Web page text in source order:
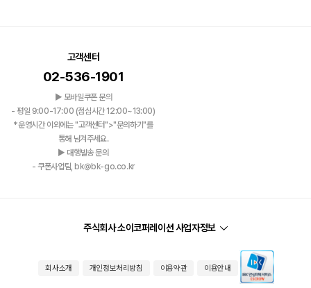
고객센터
02-536-1901
▶ 모바일쿠폰 문의
- 평일 9:00-17:00 (점심시간 12:00~13:00)
*운영시간 이외에는 "고객센터">"문의하기"를
통해 남겨주세요.
▶ 대행발송 문의
- 쿠폰사업팀, bk@bk-go.co.kr
주식회사 소이코퍼레이션 사업자정보
회사소개 개인정보처리방침 이용약관 이용안내